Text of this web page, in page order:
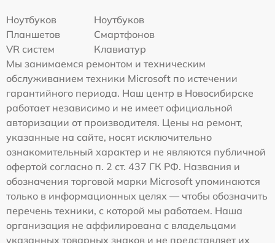
Ноутбуков
Ноутбуков
Планшетов
Смартфонов
VR систем
Клавиатур
Мы занимаемся ремонтом и техническим
обслуживанием техники Microsoft по истечении
гарантийного периода. Наш центр в Новосибирске
работает независимо и не имеет официальной
авторизации от производителя. Цены на ремонт,
указанные на сайте, носят исключительно
ознакомительный характер и не являются публичной
офертой согласно п. 2 ст. 437 ГК РФ. Названия и
обозначения торговой марки Microsoft упоминаются
только в информационных целях — чтобы обозначить
перечень техники, с которой мы работаем. Наша
организация не аффилирована с владельцами
указанных товарных знаков и не представляет их